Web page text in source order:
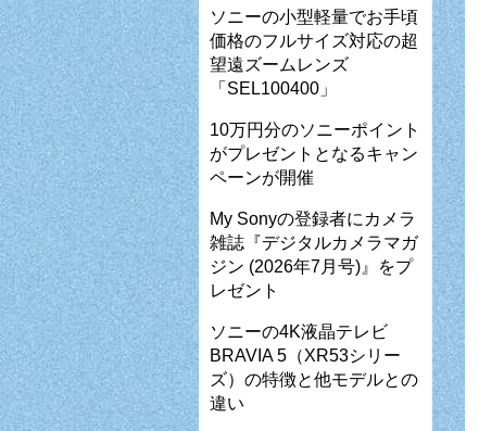
ソニーの小型軽量でお手頃
価格のフルサイズ対応の超
望遠ズームレンズ
「SEL100400」
10万円分のソニーポイント
がプレゼントとなるキャン
ペーンが開催
My Sonyの登録者にカメラ
雑誌『デジタルカメラマガ
ジン (2026年7月号)』をプ
レゼント
ソニーの4K液晶テレビ
BRAVIA 5（XR53シリー
ズ）の特徴と他モデルとの
違い